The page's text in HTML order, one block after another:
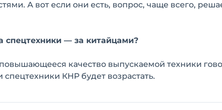
А вот если они есть, вопрос, чаще всего,
спецтехники — за китайцами?
качество выпускаемой техники
КНР будет возрастать.